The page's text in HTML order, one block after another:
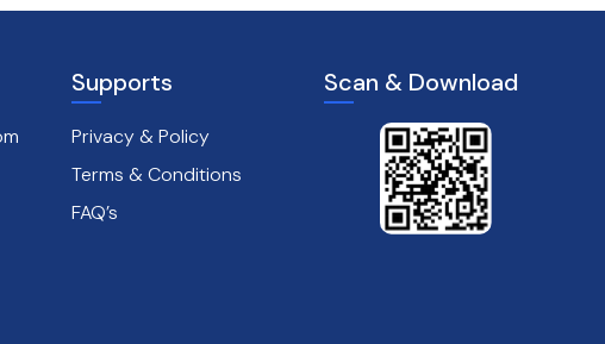
Supports
Privacy & Policy
Terms & Conditions
FAQ’s
Scan & Download